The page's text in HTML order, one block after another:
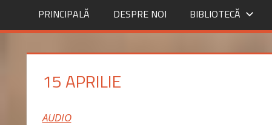
PRINCIPALĂ DESPRE NOI BIBLIOTECĂ
15 APRILIE
AUDIO